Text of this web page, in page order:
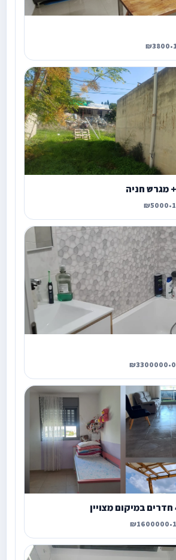
•
₪3800
מגרש חניה
•
₪5000
•
₪3300000
•
₪1600000